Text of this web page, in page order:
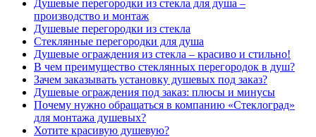
Душевые перегородки из стекла для душа –
производство и монтаж
Душевые перегородки из стекла
Стеклянные перегородки для душа
Душевые ограждения из стекла – красиво и стильно!
В чем преимущество стеклянных перегородок в душ?
Зачем заказывать установку душевых под заказ?
Душевые ограждения под заказ: плюсы и минусы
Почему нужно обращаться в компанию «Стеклоград»
для монтажа душевых?
Хотите красивую душевую?